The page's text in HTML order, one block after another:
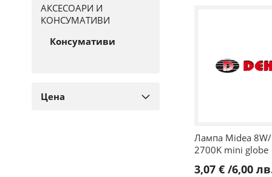
Лампа Midea
2700K mini globe
3,07 € /6,00
АКСЕСОАРИ И
КОНСУМАТИВИ
Консумативи
Цена